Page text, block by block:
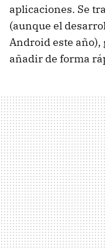
aplicaciones. Se
(aunque el
Android este
añadir de forma